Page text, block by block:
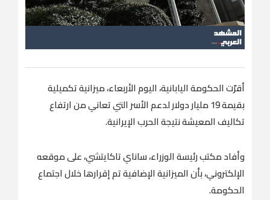
أقرّت الحكومة اليابانية، اليوم الأربعاء، ميزانية تكميلية
بقيمة 19 مليار دولار لدعم الأسر التي تعاني من ارتفاع
تكاليف المعيشة نتيجة الحرب الإيرانية.
وأفاد مكتب رئيسة الوزراء، ساناي تاكايتشي، على موقعه
الإلكتروني، بأن الميزانية الإضافية تم إقرارها خلال اجتماع
الحكومة.